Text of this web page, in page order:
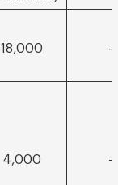
18,000
4,000